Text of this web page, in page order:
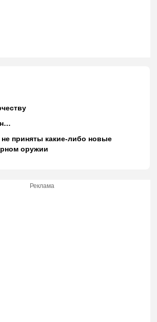
приняты какие-либо новые
оружии
Реклама